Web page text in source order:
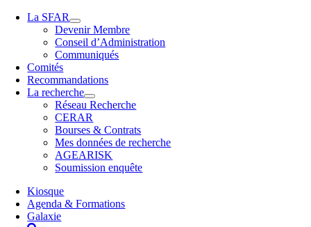
La SFAR
Devenir Membre
Conseil d’Administration
Communiqués
Comités
Recommandations
La recherche
Réseau Recherche
CERAR
Bourses & Contrats
Mes données de recherche
AGEARISK
Soumission enquête
Kiosque
Agenda & Formations
Galaxie